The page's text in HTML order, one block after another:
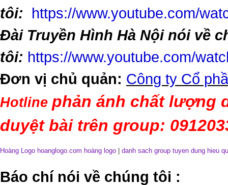
tôi:
https://www.youtube.com/
Đài Truyền Hình Hà Nội nói về
tôi: https://www.youtube.com/
Đơn vị chủ quản: Công ty Cổ
Hotline phản ánh chất lượng
duyệt bài trên group:
Hoàng Logo hoanglogo.com hoàng logo danh sach group tuyen dung hieu
​Báo chí nói về chúng tôi :